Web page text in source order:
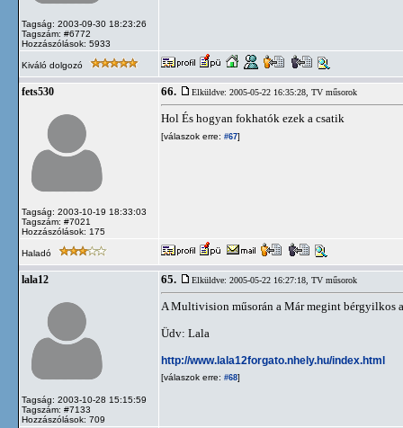
Tagság: 2003-09-30 18:23:26
Tagszám: #6772
Hozzászólások: 5933
Kiváló dolgozó
fets530
Tagság: 2003-10-19 18:33:03
Tagszám: #7021
Hozzászólások: 175
66. Elküldve: 2005-05-22 16:35:28, TV műsorok
Hol És hogyan fokhatók ezek a csatik
[válaszok erre: #67]
Haladó
lala12
Tagság: 2003-10-28 15:15:59
Tagszám: #7133
Hozzászólások: 709
65. Elküldve: 2005-05-22 16:27:18, TV műsorok
A Multivision műsorán a Már megint bérgyilkos
Üdv: Lala
http://www.lala12forgato.nhely.hu/index.html
[válaszok erre: #68]